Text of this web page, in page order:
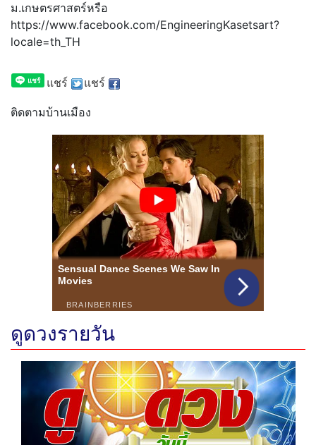
ม.เกษตรศาสตร์หรือ
https://www.facebook.com/EngineeringKasetsart?
locale=th_TH
แชร์ แชร์
ติดตามบ้านเมือง
ดูดวงรายวัน